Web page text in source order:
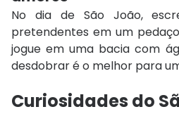
No dia de São João,
pretendentes em um
jogue em uma bacia com
desdobrar é o melhor para
Curiosidades do